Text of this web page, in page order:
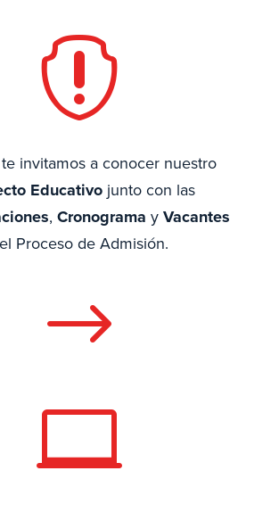

invitamos a conocer nuestro
Educativo junto con las
,Cronograma yVacantes
Proceso de Admisión.
$
